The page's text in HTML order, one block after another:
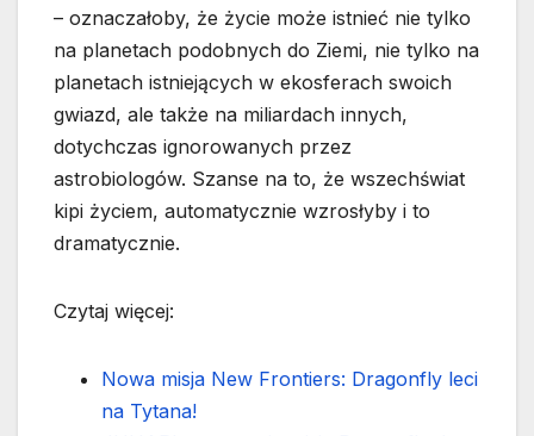
– oznaczałoby, że życie może istnieć nie tylko
na planetach podobnych do Ziemi, nie tylko na
planetach istniejących w ekosferach swoich
gwiazd, ale także na miliardach innych,
dotychczas ignorowanych przez
astrobiologów. Szanse na to, że wszechświat
kipi życiem, automatycznie wzrosłyby i to
dramatycznie.
Czytaj więcej:
Nowa misja New Frontiers: Dragonfly leci
na Tytana!